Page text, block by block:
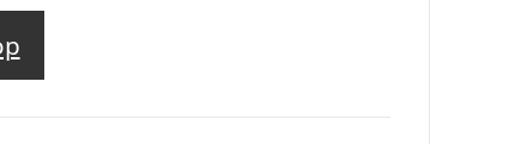
99,95.kr. 89,95.